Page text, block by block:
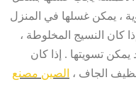
، يمكن غسلها في المنزل
كان النسيج المخلوطة ،
يمكن تسويتها . إذا كان
الجاف ، الصين مصنع